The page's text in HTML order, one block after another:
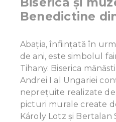
Benedictine
Abația, înființată în
de ani, este simbolul
Tihany. Biserica
Andrei I al Ungariei
neprețuite realizate
picturi murale create
Károly Lotz și Bertalan